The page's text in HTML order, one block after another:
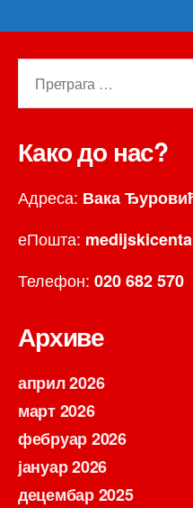
Како до нас?
Адреса: Вака
еПошта:
Телефон: 020 682 570
Архиве
април 2026
март 2026
фебруар 2026
јануар 2026
децембар 2025